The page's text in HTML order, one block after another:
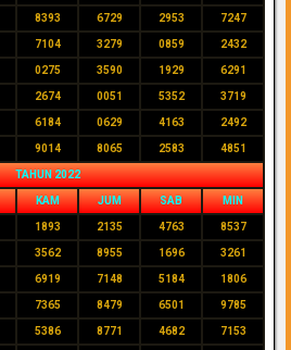
8393 6729 2953 7247
7104 3279 0859 2432
0275 3590 1929 6291
2674 0051 5352 3719
6184 0629 4163 2492
9014 8065 2583 4851
TAHUN 2022
KAM JUM SAB MIN
1893 2135 4763 8537
3562 8955 1696 3261
6919 7148 5184 1806
7365 8479 6501 9785
5386 8771 4682 7153